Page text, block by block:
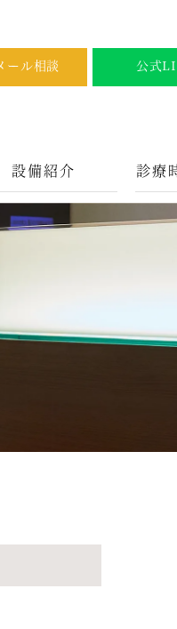
ール相談 公式
設備紹介 診療